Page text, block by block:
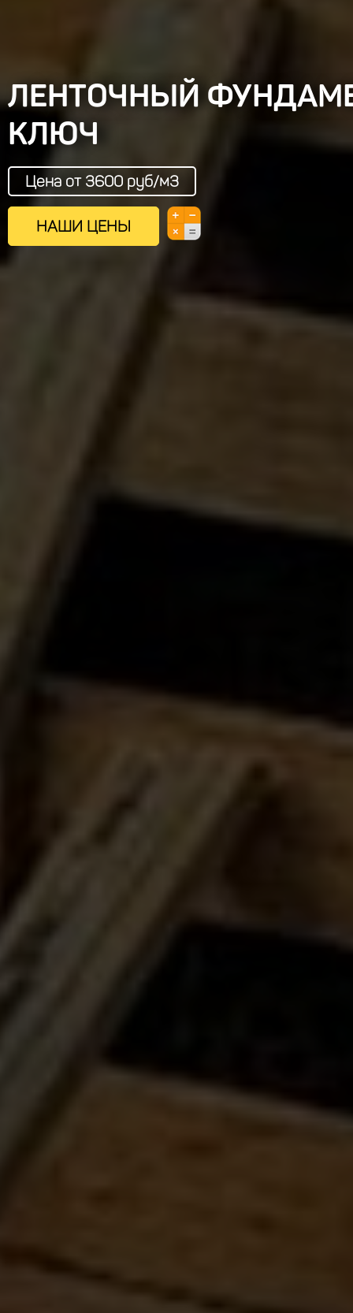
ЛЕНТОЧНЫЙ
КЛЮЧ
Цена от 3600 руб/м3
НАШИ ЦЕНЫ